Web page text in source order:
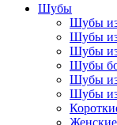
Шубы
Шубы
Шубы из
Шубы из
Шубы
Шубы
Шубы